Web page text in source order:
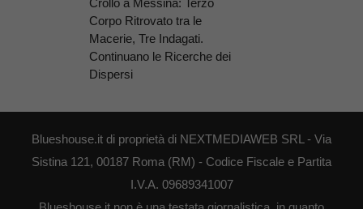
Corpo Ritrovato tra le
Macerie, Tre Indagati.
Continuano le Ricerche dei
Dispersi
Blueshouse.it di proprietà di NEXTMEDIAWEB SRL - Via
Sistina 121, 00187 Roma (RM) - Codice Fiscale e Partita
I.V.A. 09689341007